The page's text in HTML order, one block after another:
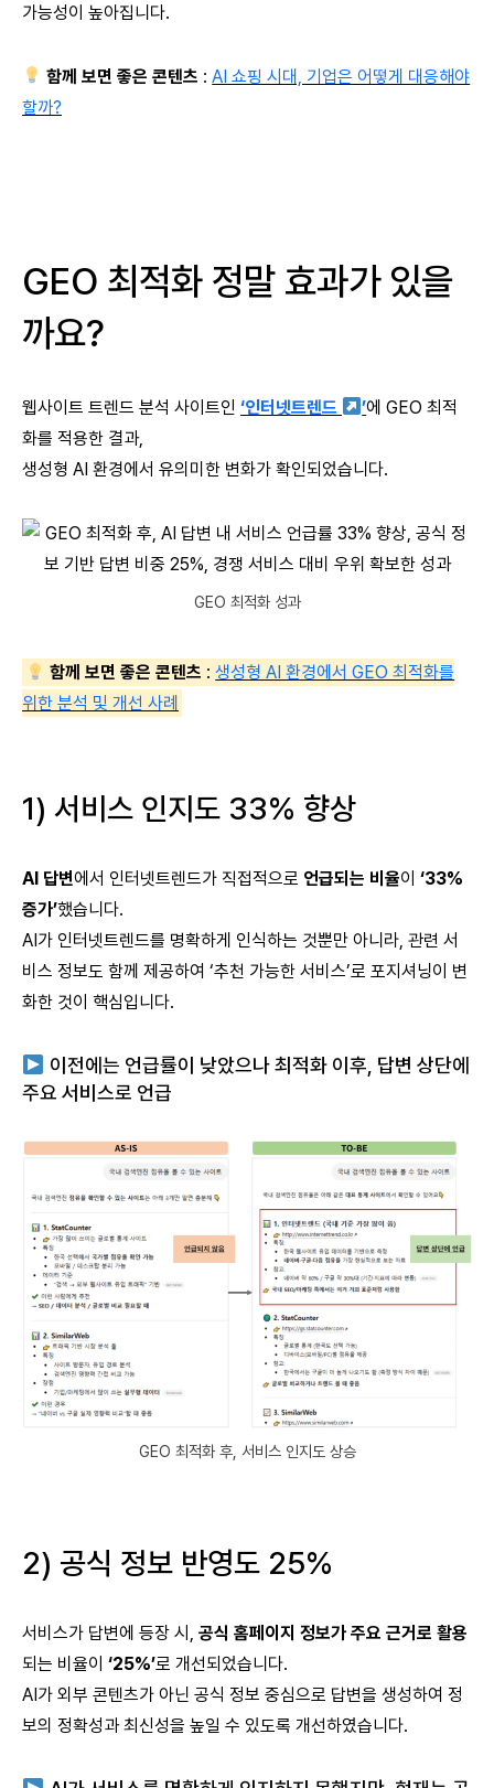
가능성이 높아집니다.
함께 보면 좋은 콘텐츠 :AI 쇼핑 시대, 기업은 어떻게 대응해야
할까?
GEO 최적화 정말 효과가 있을
까요?
웹사이트 트렌드 분석 사이트인 ‘인터넷트렌드 ’에 GEO 최적
화를 적용한 결과,
생성형 AI 환경에서 유의미한 변화가 확인되었습니다.
GEO 최적화 성과
함께 보면 좋은 콘텐츠 :생성형 AI 환경에서 GEO 최적화를
위한 분석 및 개선 사례
1) 서비스 인지도 33% 향상
AI 답변에서 인터넷트렌드가 직접적으로 언급되는 비율이 ‘33%
증가’했습니다.
AI가 인터넷트렌드를 명확하게 인식하는 것뿐만 아니라, 관련 서
비스 정보도 함께 제공하여 ‘추천 가능한 서비스’로 포지셔닝이 변
화한 것이 핵심입니다.
이전에는 언급률이 낮았으나 최적화 이후, 답변 상단에
주요 서비스로 언급
GEO 최적화 후, 서비스 인지도 상승
2) 공식 정보 반영도 25%
서비스가 답변에 등장 시, 공식 홈페이지 정보가 주요 근거로 활용
되는 비율이 ‘25%’로 개선되었습니다.
AI가 외부 콘텐츠가 아닌 공식 정보 중심으로 답변을 생성하여 정
보의 정확성과 최신성을 높일 수 있도록 개선하였습니다.